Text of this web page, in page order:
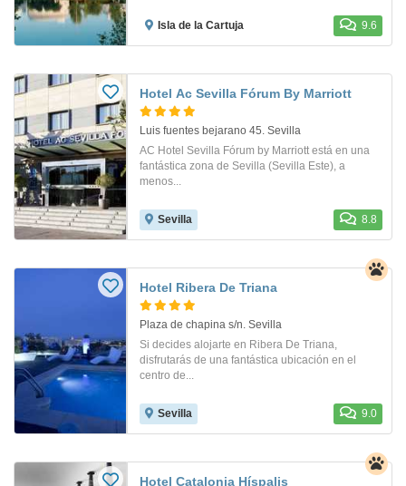
Isla de la Cartuja 9.6
Hotel Ac Sevilla Fórum By Marriott
Luis fuentes bejarano 45. Sevilla
AC Hotel Sevilla Fórum by Marriott está en una
fantástica zona de Sevilla (Sevilla Este), a
menos...
Sevilla 8.8
Hotel Ribera De Triana
Plaza de chapina s/n. Sevilla
Si decides alojarte en Ribera De Triana,
disfrutarás de una fantástica ubicación en el
centro de...
Sevilla 9.0
Hotel Catalonia Híspalis